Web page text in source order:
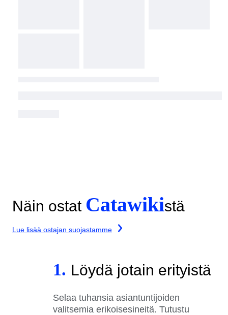
Näin ostat Catawikistä
Lue lisää ostajan suojastamme
1. Löydä jotain erityistä
Selaa tuhansia asiantuntijoiden
valitsemia erikoisesineitä. Tutustu